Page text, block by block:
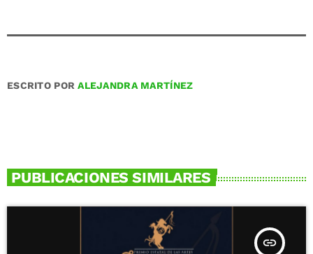
ESCRITO PORALEJANDRA MARTÍNEZ
PUBLICACIONES SIMILARES
insert_link